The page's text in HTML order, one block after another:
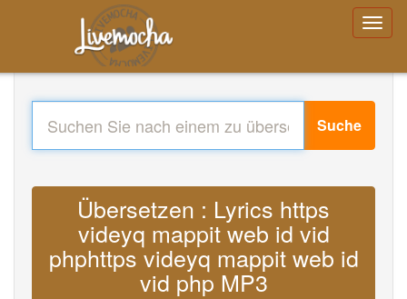
Suche
Übersetzen : Lyrics https
videyq mappit web id vid
phphttps videyq mappit web id
vid php MP3